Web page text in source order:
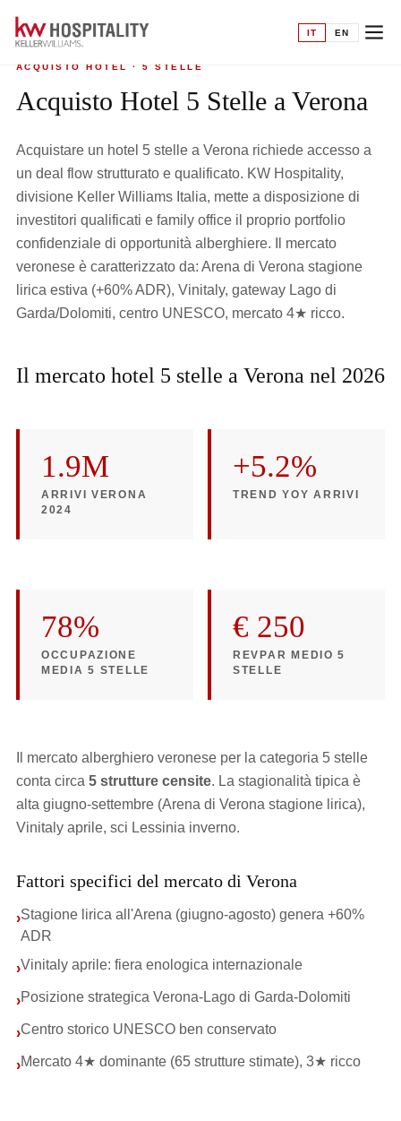
IT EN
Home ›Acquisto hotel›
ACQUISTO HOTEL · 5 STELLE
Acquisto Hotel 5 Stelle a Verona
Acquistare un hotel 5 stelle a Verona richiede accesso a
un deal flow strutturato e qualificato. KW Hospitality,
divisione Keller Williams Italia, mette a disposizione di
investitori qualificati e family office il proprio portfolio
confidenziale di opportunità alberghiere. Il mercato
veronese è caratterizzato da: Arena di Verona stagione
lirica estiva (+60% ADR), Vinitaly, gateway Lago di
Garda/Dolomiti, centro UNESCO, mercato 4★ ricco.
Il mercato hotel 5 stelle a Verona nel 2026
1.9M
ARRIVI VERONA
2024
+5.2%
TREND YOY ARRIVI
78%
OCCUPAZIONE
MEDIA 5 STELLE
€ 250
REVPAR MEDIO 5
STELLE
Il mercato alberghiero veronese per la categoria 5 stelle
conta circa 5 strutture censite. La stagionalità tipica è
alta giugno-settembre (Arena di Verona stagione lirica),
Vinitaly aprile, sci Lessinia inverno.
Fattori specifici del mercato di Verona
›Stagione lirica all'Arena (giugno-agosto) genera +60%
ADR
›Vinitaly aprile: fiera enologica internazionale
›Posizione strategica Verona-Lago di Garda-Dolomiti
›Centro storico UNESCO ben conservato
›Mercato 4★ dominante (65 strutture stimate), 3★ ricco